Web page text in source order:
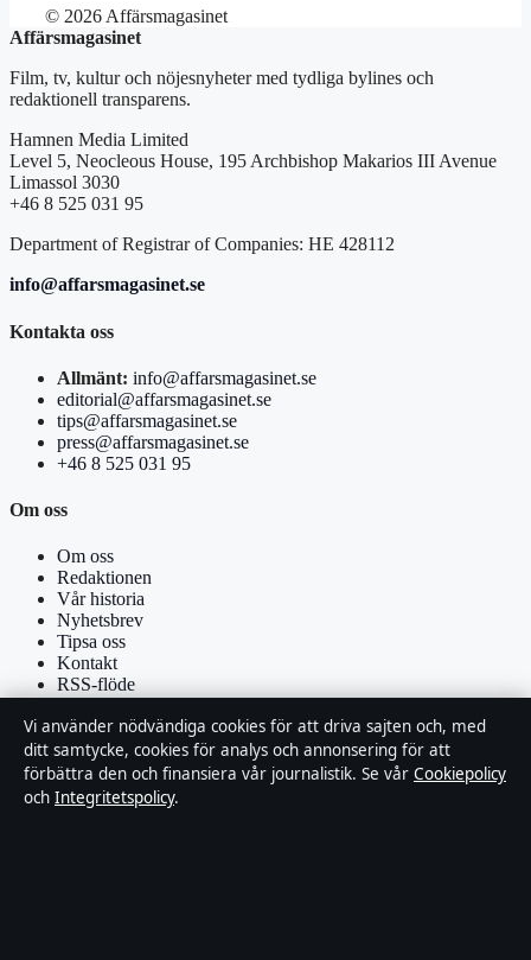
© 2026 Affärsmagasinet
Affärsmagasinet
Film, tv, kultur och nöjesnyheter med tydliga bylines och
redaktionell transparens.
Hamnen Media Limited
Level 5, Neocleous House, 195 Archbishop Makarios III Avenue
Limassol 3030
+46 8 525 031 95
Department of Registrar of Companies: HE 428112
info@affarsmagasinet.se
Kontakta oss
Allmänt: info@affarsmagasinet.se
editorial@affarsmagasinet.se
tips@affarsmagasinet.se
press@affarsmagasinet.se
+46 8 525 031 95
Om oss
Om oss
Redaktionen
Vår historia
Nyhetsbrev
Tipsa oss
Kontakt
RSS-flöde
Förtroende & standarder
Källor & standarder
Redaktionell policy
Vi använder nödvändiga cookies för att driva sajten och, med
ditt samtycke, cookies för analys och annonsering för att
förbättra den och finansiera vår journalistik. Se vår Cookiepolicy
och Integritetspolicy.